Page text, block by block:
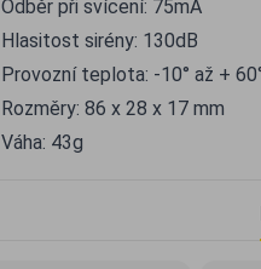
Odběr při svícení: 75mA
Hlasitost sirény: 130dB
Provozní teplota: -10° až +
Rozměry: 86 x 28 x 17 mm
Váha: 43g